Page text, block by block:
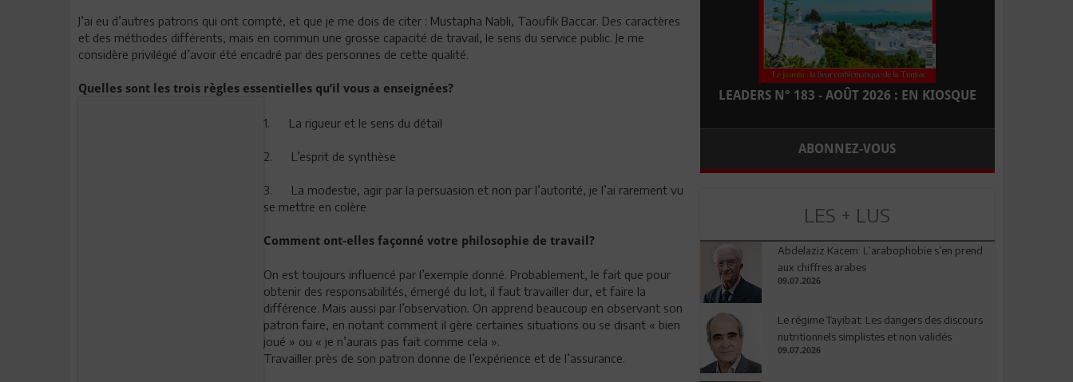
J’ai eu d’autres patrons qui ont compté, et que je me dois de citer : Mustapha Nabli, Taoufik Baccar. Des caractères
et des méthodes différents, mais en commun une grosse capacité de travail, le sens du service public. Je me
considère privilégié d’avoir été encadré par des personnes de cette qualité.
Quelles sont les trois règles essentielles qu’il vous a enseignées?
1. La rigueur et le sens du détail
2. L’esprit de synthèse
3.
La modestie, agir par la persuasion et non par l’autorité, je l’ai rarement vu
se mettre en colère
Comment ont-elles façonné votre philosophie de travail?
On est toujours influencé par l’exemple donné. Probablement, le fait que pour
obtenir des responsabilités, émergé du lot, il faut travailler dur, et faire la
différence. Mais aussi par l’observation. On apprend beaucoup en observant son
patron faire, en notant comment il gère certaines situations ou se disant « bien
joué » ou « je n’aurais pas fait comme cela ».
Travailler près de son patron donne de l’expérience et de l’assurance.
LEADERS N° 183 - AOÛT 2026 : EN KIOSQUE
ABONNEZ-VOUS
LES + LUS
Abdelaziz Kacem: L’arabophobie s’en prend
aux chiffres arabes
09.07.2026
Le régime Tayibat: Les dangers des discours
nutritionnels simplistes et non validés
09.07.2026